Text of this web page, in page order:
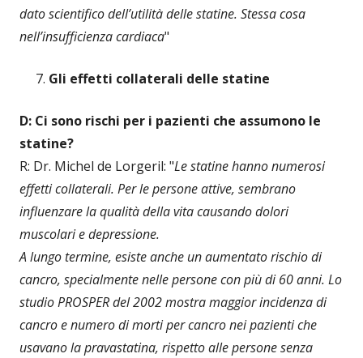
dato scientifico dell’utilità delle statine. Stessa cosa
nell’insufficienza cardiaca"
Gli effetti collaterali delle statine
D: Ci sono rischi per i pazienti che assumono le
statine?
R: Dr. Michel de Lorgeril: "Le statine hanno numerosi
effetti collaterali. Per le persone attive, sembrano
influenzare la qualità della vita causando dolori
muscolari e depressione.
A lungo termine, esiste anche un aumentato rischio di
cancro, specialmente nelle persone con più di 60 anni. Lo
studio PROSPER del 2002 mostra maggior incidenza di
cancro e numero di morti per cancro nei pazienti che
usavano la pravastatina, rispetto alle persone senza